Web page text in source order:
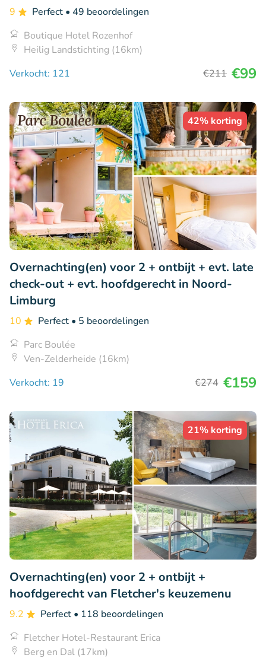
9 Perfect • 49 beoordelingen
Boutique Hotel Rozenhof
Heilig Landstichting (16km)
Verkocht: 121
€211 €99
42% korting
Overnachting(en) voor 2 + ontbijt + evt. late
check-out + evt. hoofdgerecht in Noord-
Limburg
10 Perfect • 5 beoordelingen
Parc Boulée
Ven-Zelderheide (16km)
Verkocht: 19
€274 €159
21% korting
Overnachting(en) voor 2 + ontbijt +
hoofdgerecht van Fletcher's keuzemenu
9.2 Perfect • 118 beoordelingen
Fletcher Hotel-Restaurant Erica
Berg en Dal (17km)